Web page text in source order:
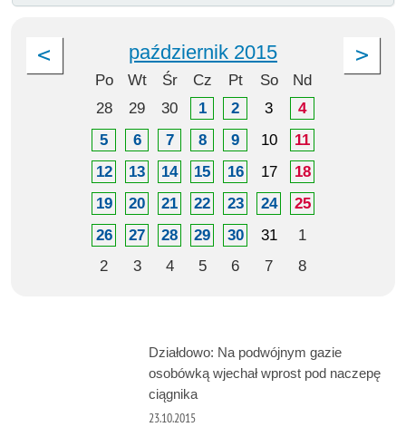
październik 2015
Po Wt Śr Cz Pt So
Nd
28
29 30 1 2 3
4
5
6 7 8 9 10
11
12
13 14 15 16 17
18
19
20 21 22 23 24
25
26
27 28 29 30 31
1
2
3 4 5 6 7 8
Działdowo: Na podwójnym gazie
osobówką wjechał wprost pod naczepę
ciągnika
23.10.2015